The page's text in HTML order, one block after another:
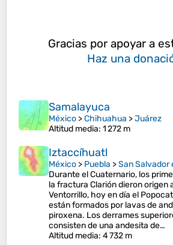
Gracias por apoyar a
Haz una
Samalayuca
México >Chihuahua >Juárez
Altitud media: 1 272 m
Iztaccíhuatl
México > Puebla >San Salvador
Durante el Cuaternario, los
la fractura Clarión dieron origen
Ventorrillo, hoy en día el
están formados por lavas de
piroxena. Los derrames
consisten de una andesita de…
Altitud media: 4 732 m